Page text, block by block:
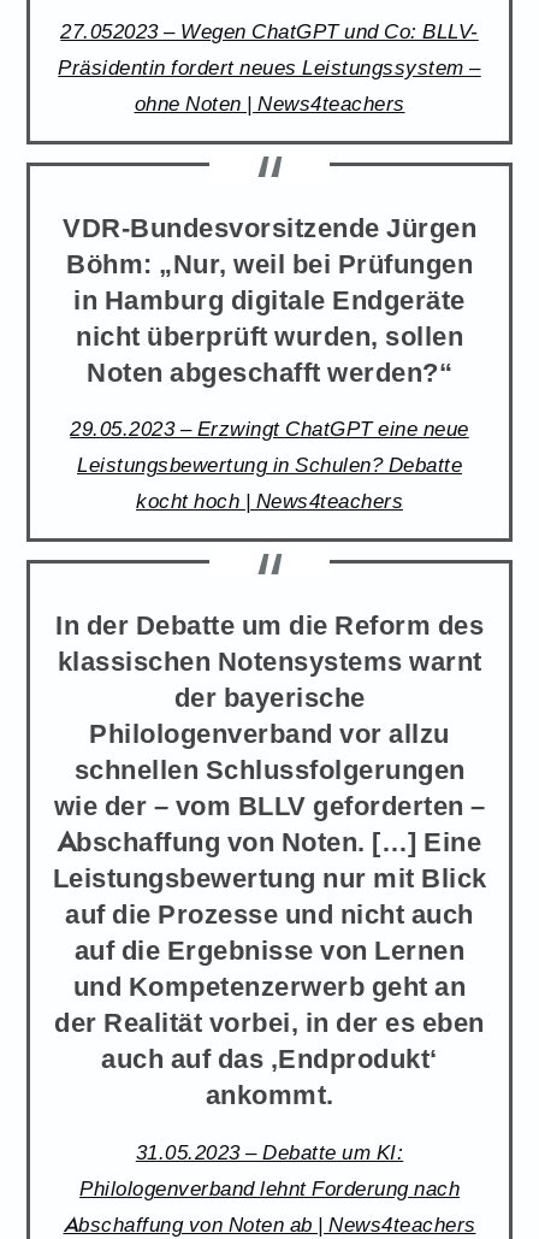
27.052023 – Wegen ChatGPT und Co: BLLV-
Präsidentin fordert neues Leistungssystem –
ohne Noten | News4teachers
VDR-Bundesvorsitzende Jürgen
Böhm: „Nur, weil bei Prüfungen
in Hamburg digitale Endgeräte
nicht überprüft wurden, sollen
Noten abgeschafft werden?“
29.05.2023 – Erzwingt ChatGPT eine neue
Leistungsbewertung in Schulen? Debatte
kocht hoch | News4teachers
In der Debatte um die Reform des
klassischen Notensystems warnt
der bayerische
Philologenverband vor allzu
schnellen Schlussfolgerungen
wie der – vom BLLV geforderten –
Abschaffung von Noten. […] Eine
Leistungsbewertung nur mit Blick
auf die Prozesse und nicht auch
auf die Ergebnisse von Lernen
und Kompetenzerwerb geht an
der Realität vorbei, in der es eben
auch auf das ‚Endprodukt‘
ankommt.
31.05.2023 – Debatte um KI:
Philologenverband lehnt Forderung nach
Abschaffung von Noten ab | News4teachers